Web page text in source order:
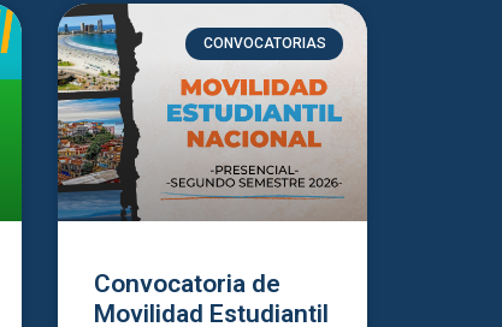
CONVOCATORIAS
Convocatoria de
Movilidad Estudiantil